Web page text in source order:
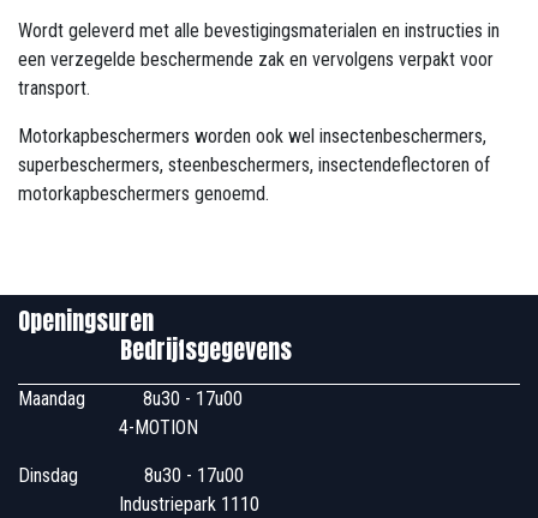
Wordt geleverd met alle bevestigingsmaterialen en instructies in
een verzegelde beschermende zak en vervolgens verpakt voor
transport.
Motorkapbeschermers worden ook wel insectenbeschermers,
superbeschermers, steenbeschermers, insectendeflectoren of
motorkapbeschermers genoemd.
Openingsuren
Bedrijfsgegevens
Maandag
​8u30 - 17u00
4-MOTION
Dinsdag
​8u30 - 17u00
Industriepark 1110